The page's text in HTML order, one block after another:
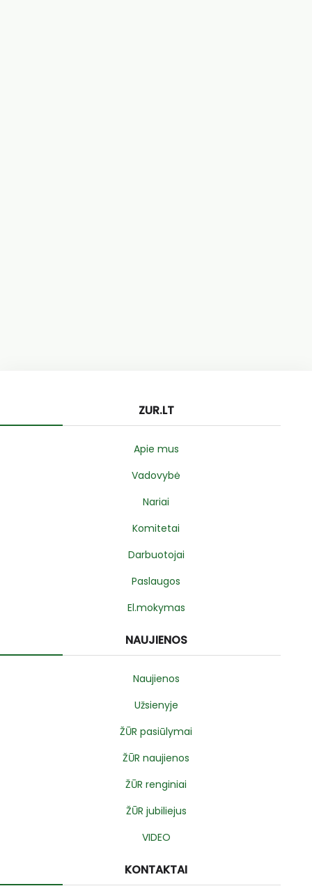
ZUR.LT
Apie mus
Vadovybė
Nariai
Komitetai
Darbuotojai
Paslaugos
El.mokymas
NAUJIENOS
Naujienos
Užsienyje
ŽŪR pasiūlymai
ŽŪR naujienos
ŽŪR renginiai
ŽŪR jubiliejus
VIDEO
KONTAKTAI